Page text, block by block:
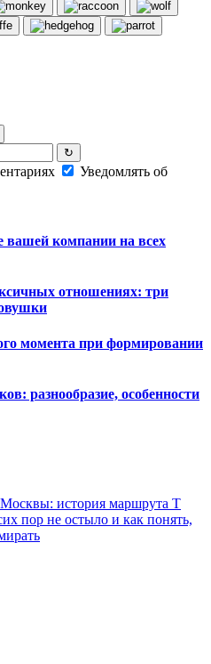
↻
Уведомлять об
вашей компании на всех
отношениях: три
момента при формировании
разнообразие, особенности
история маршрута Т
пор не остыло и как понять,